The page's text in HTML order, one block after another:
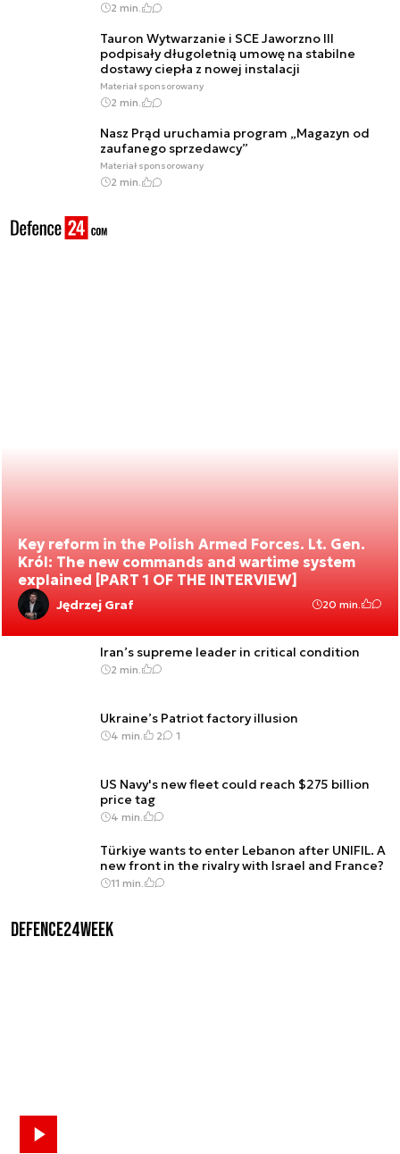
2 min.
Tauron Wytwarzanie i SCE Jaworzno III
podpisały długoletnią umowę na stabilne
dostawy ciepła z nowej instalacji
Materiał sponsorowany
2 min.
Nasz Prąd uruchamia program „Magazyn od
zaufanego sprzedawcy”
Materiał sponsorowany
2 min.
Key reform in the Polish Armed Forces. Lt. Gen.
Król: The new commands and wartime system
explained [PART 1 OF THE INTERVIEW]
Jędrzej Graf 20 min.
Iran’s supreme leader in critical condition
2 min.
Ukraine’s Patriot factory illusion
4 min. 2 1
US Navy's new fleet could reach $275 billion
price tag
4 min.
Türkiye wants to enter Lebanon after UNIFIL. A
new front in the rivalry with Israel and France?
11 min.
Defence24Week